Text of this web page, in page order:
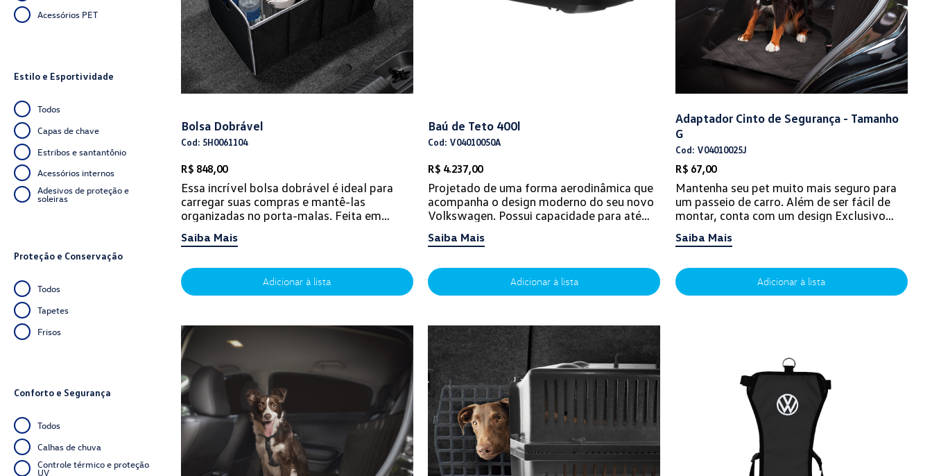
Acessórios PET
Estilo e Esportividade
Todos
Capas de chave
Estribos e santantônio
Acessórios internos
Adesivos de proteção e
soleiras
Proteção e Conservação
Todos
Tapetes
Frisos
Conforto e Segurança
Todos
Calhas de chuva
Controle térmico e proteção
UV
Bolsa Dobrável
Cod: 5H0061104
R$ 848,00
Essa incrível bolsa dobrável é ideal para
carregar suas compras e mantê-las
organizadas no porta-malas. Feita em
a b...
Saiba Mais
Adicionar à lista
Baú de Teto 400l
Cod: V04010050A
R$ 4.237,00
Projetado de uma forma aerodinâmica que
acompanha o design moderno do seu novo
Volkswagen. Possui capacidade para até
trava...
Saiba Mais
Adicionar à lista
Adaptador Cinto de Segurança - Tamanho
G
Cod: V04010025J
R$ 67,00
Mantenha seu pet muito mais seguro para
um passeio de carro. Além de ser fácil de
montar, conta com um design Exclusivo
Saiba Mais
Adicionar à lista